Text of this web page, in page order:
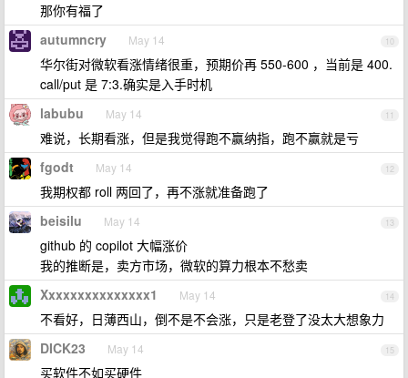
那你有福了
10
autumncry May 14
华尔街对微软看涨情绪很重，预期价再 550-600 ，当前是 400.
call/put 是 7:3.确实是入手时机
11
labubu May 14
难说，长期看涨，但是我觉得跑不赢纳指，跑不赢就是亏
12
fgodt May 14
我期权都 roll 两回了，再不涨就准备跑了
13
beisilu May 14
github 的 copilot 大幅涨价
我的推断是，卖方市场，微软的算力根本不愁卖
14
Xxxxxxxxxxxxxxx1 May 14
不看好，日薄西山，倒不是不会涨，只是老登了没太大想象力
15
DICK23 May 14
买软件不如买硬件